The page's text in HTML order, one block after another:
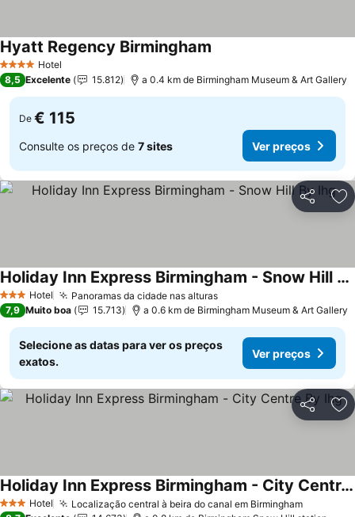
4 EstrelasHotel
Hyatt Regency Birmingham
8,5 Excelente 15.812 a 0.4 km de Birmingham Museum & Art Gallery
De € 115
Consulte os preços de 7 sites Ver preços
Partilhar
3 EstrelasHotel Panoramas da cidade nas alturas
Holiday Inn Express Birmingham - Snow Hill By Ihg
7,9 Muito boa 15.713 a 0.6 km de Birmingham Museum & Art Gallery
Selecione as datas para ver os preços
exatos.
Ver preços
Partilhar
3 EstrelasHotel Localização central à beira do canal em Birmingham
Holiday Inn Express Birmingham - City Centre By Ihg